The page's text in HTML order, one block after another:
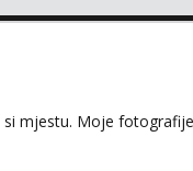
mjestu. Moje